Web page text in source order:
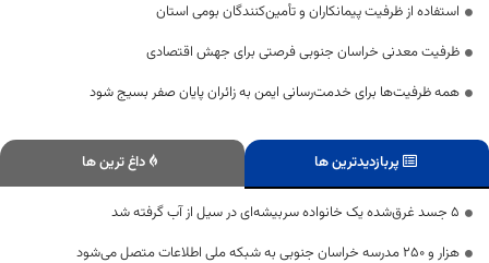
استفاده از ظرفیت پیمانکاران و تأمین‌کنندگان بومی استان
ظرفیت معدنی خراسان جنوبی فرصتی برای جهش اقتصادی
همه ظرفیت‌ها برای خدمت‌رسانی ایمن به زائران پایان صفر بسیج شود
پربازدیدترین ها داغ ترین ها
۵ جسد غرق‌شده یک خانواده سربیشه‌ای در سیل از آب گرفته شد
هزار و ۲۵۰ مدرسه خراسان جنوبی به شبکه ملی اطلاعات متصل می‌شود